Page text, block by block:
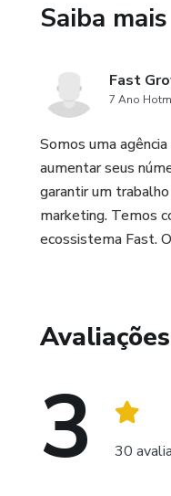
Saiba
Fast
7 Ano
Somos uma
aumentar seus
garantir um
marketing. Temos
ecossistema Fast.
Avaliações
3 30